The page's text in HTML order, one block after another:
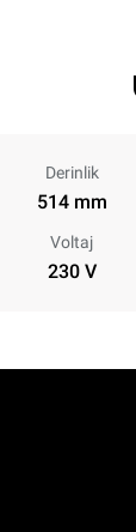
Derinlik
514 mm
Voltaj
230 V